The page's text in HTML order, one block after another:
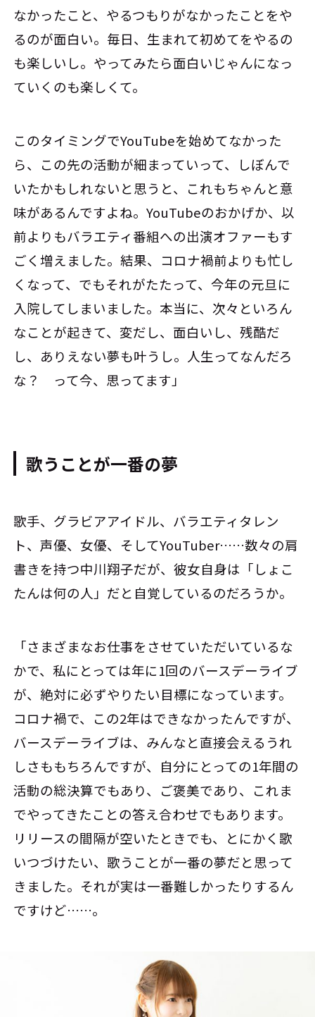
なかったこと、やるつもりがなかったことをや
るのが面白い。毎日、生まれて初めてをやるの
も楽しいし。やってみたら面白いじゃんになっ
ていくのも楽しくて。
このタイミングでYouTubeを始めてなかった
ら、この先の活動が細まっていって、しぼんで
いたかもしれないと思うと、これもちゃんと意
味があるんですよね。YouTubeのおかげか、以
前よりもバラエティ番組への出演オファーもす
ごく増えました。結果、コロナ禍前よりも忙し
くなって、でもそれがたたって、今年の元旦に
入院してしまいました。本当に、次々といろん
なことが起きて、変だし、面白いし、残酷だ
し、ありえない夢も叶うし。人生ってなんだろ
な？ って今、思ってます」
歌うことが一番の夢
歌手、グラビアアイドル、バラエティタレン
ト、声優、女優、そしてYouTuber……数々の肩
書きを持つ中川翔子だが、彼女自身は「しょこ
たんは何の人」だと自覚しているのだろうか。
「さまざまなお仕事をさせていただいているな
かで、私にとっては年に1回のバースデーライブ
が、絶対に必ずやりたい目標になっています。
コロナ禍で、この2年はできなかったんですが、
バースデーライブは、みんなと直接会えるうれ
しさももちろんですが、自分にとっての1年間の
活動の総決算でもあり、ご褒美であり、これま
でやってきたことの答え合わせでもあります。
リリースの間隔が空いたときでも、とにかく歌
いつづけたい、歌うことが一番の夢だと思って
きました。それが実は一番難しかったりするん
ですけど……。